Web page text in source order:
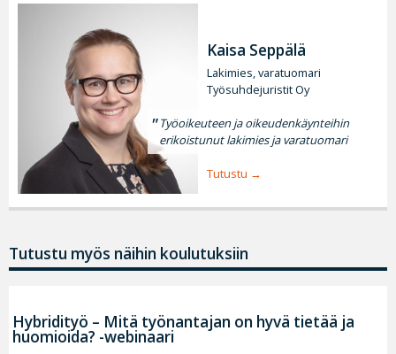
Kaisa Seppälä
Lakimies, varatuomari
Työsuhdejuristit Oy
Työoikeuteen ja oikeudenkäynteihin
erikoistunut lakimies ja varatuomari
Tutustu
Tutustu myös näihin koulutuksiin
Hybridityö – Mitä työnantajan on hyvä tietää ja
huomioida? -webinaari